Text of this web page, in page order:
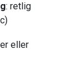
: retlig
eller